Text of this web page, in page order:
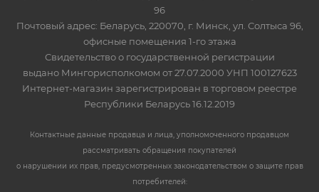
96
Почтовый адрес: Беларусь, 220070, г. Минск, ул. Солтыса 96,
офисные помещения 1-го этажа
Свидетельство о государственной регистрации
выдано Мингорисполкомом от 27.07.2000 УНП 100127623
Интернет-магазин зарегистрирован в торговом реестре
Республики Беларусь 16.12.2019
Контактные данные продавца и лица, уполномоченного продавцом
рассматривать обращения покупателей
о нарушении их прав, предусмотренных законодательством о защите прав
потребителей: